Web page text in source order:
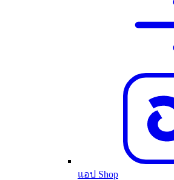
แอป Shop